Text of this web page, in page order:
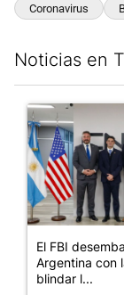
Coronavirus
Noticias en
Un artículo de
El FBI
Argentina con
blindar l...